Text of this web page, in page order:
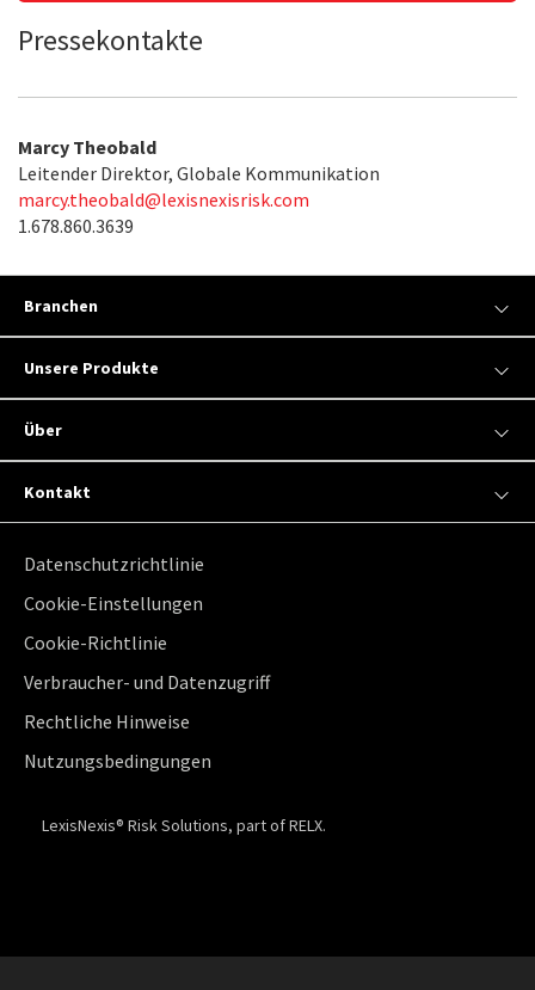
Pressekontakte
Marcy Theobald
Leitender Direktor, Globale Kommunikation
marcy.theobald@lexisnexisrisk.com
1.678.860.3639
Branchen
Unsere Produkte
Über
Kontakt
Datenschutzrichtlinie
Cookie-Einstellungen
Cookie-Richtlinie
Verbraucher- und Datenzugriff
Rechtliche Hinweise
Nutzungsbedingungen
LexisNexis® Risk Solutions, part of RELX.